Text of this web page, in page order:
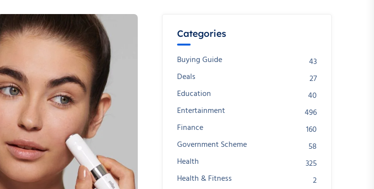
Categories
Buying Guide
43
Deals
27
Education
40
Entertainment
496
Finance
160
Government Scheme
58
Health
325
Health & Fitness
2